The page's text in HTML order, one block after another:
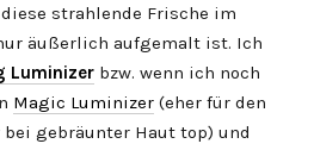
strahlende Frische im
äußerlich aufgemalt ist. Ich
Luminizer bzw. wenn ich noch
Magic Luminizer (eher für den
gebräunter Haut top) und